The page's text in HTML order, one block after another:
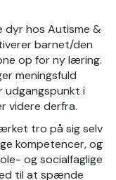
dyr hos Autisme &
barnet/den
op for ny læring.
meningsfuld
udgangspunkt i
videre derfra.
tro på sig selv
kompetencer, og
og socialfaglige
til at spænde